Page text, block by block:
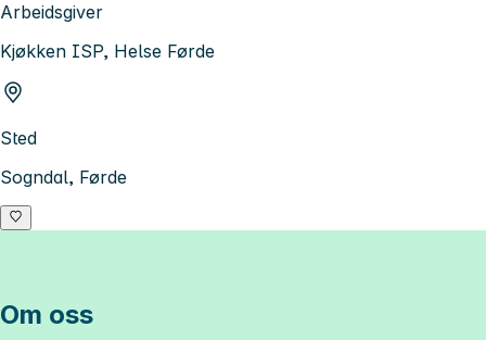
Arbeidsgiver
Kjøkken ISP, Helse Førde
Sted
Sogndal, Førde
Om oss